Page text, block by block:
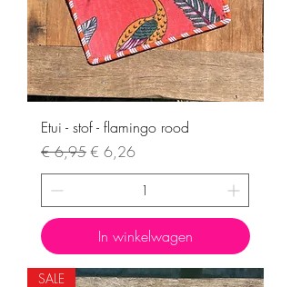
Etui - stof - flamingo rood
Normale prijs
€ 6,95Verkoopprijs
€ 6,26
In winkelwagen
SALE